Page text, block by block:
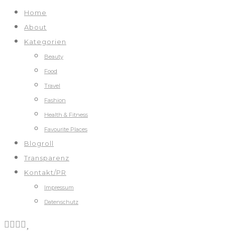
Home
About
Kategorien
Beauty
Food
Travel
Fashion
Health & Fitness
Favourite Places
Blogroll
Transparenz
Kontakt/PR
Impressum
Datenschutz